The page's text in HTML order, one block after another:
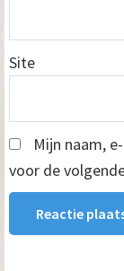
Site
Mijn naam,
voor de